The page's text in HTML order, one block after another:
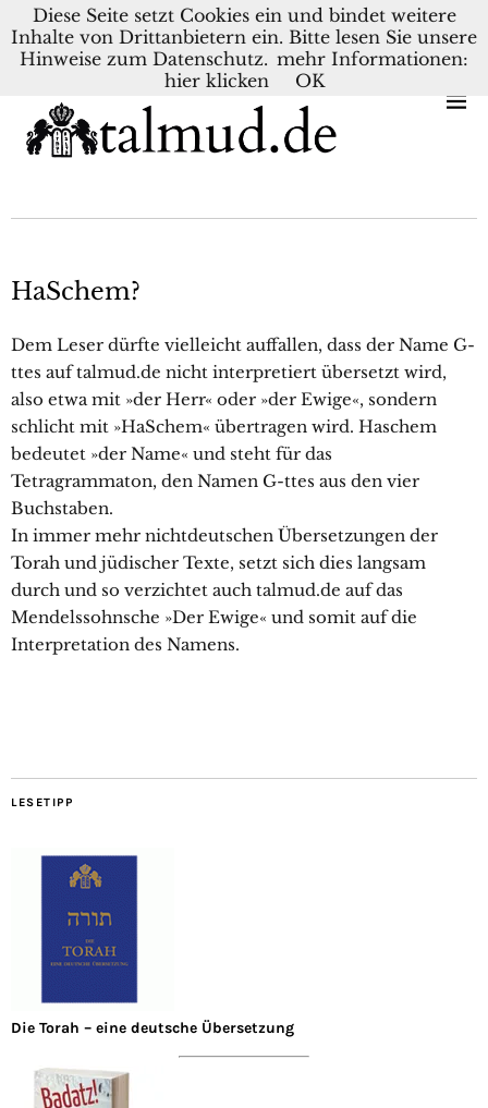
KONTAKT BLOG DEUTSCH NEDERLANDS
HaSchem?
Dem Leser dürfte vielleicht auffallen, dass der Name G-
ttes auf talmud.de nicht interpretiert übersetzt wird,
also etwa mit »der Herr« oder »der Ewige«, sondern
schlicht mit »HaSchem« übertragen wird. Haschem
bedeutet »der Name« und steht für das
Tetragrammaton, den Namen G-ttes aus den vier
Buchstaben.
In immer mehr nichtdeutschen Übersetzungen der
Torah und jüdischer Texte, setzt sich dies langsam
durch und so verzichtet auch talmud.de auf das
Mendelssohnsche »Der Ewige« und somit auf die
Interpretation des Namens.
LESETIPP
Die Torah – eine deutsche Übersetzung
Diese Seite setzt Cookies ein und bindet weitere
Inhalte von Drittanbietern ein. Bitte lesen Sie unsere
Hinweise zum Datenschutz. mehr Informationen:
hier klicken
OK